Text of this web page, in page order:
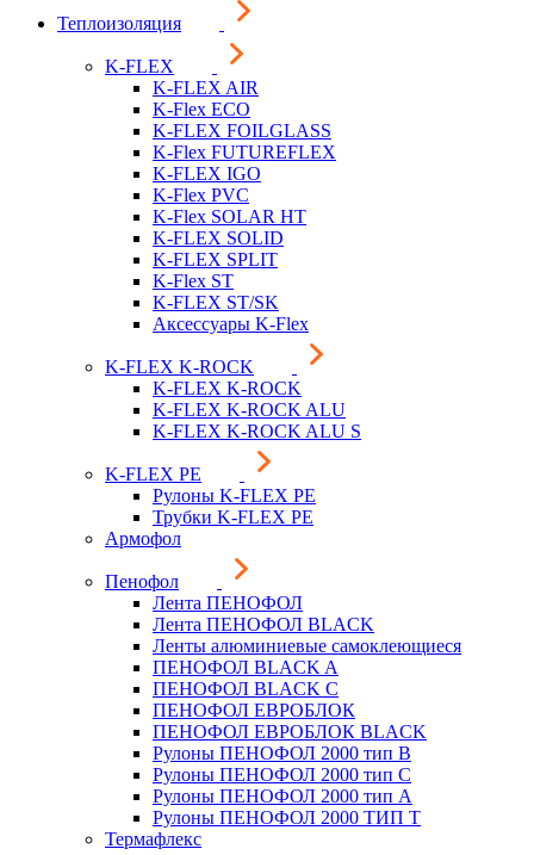
Теплоизоляция
K-FLEX
K-FLEX AIR
K-Flex ECO
K-FLEX FOILGLASS
K-Flex FUTUREFLEX
K-FLEX IGO
K-Flex PVC
K-Flex SOLAR HT
K-FLEX SOLID
K-FLEX SPLIT
K-Flex ST
K-FLEX ST/SK
Аксессуары K-Flex
K-FLEX K-ROCK
K-FLEX K-ROCK
K-FLEX K-ROCK ALU
K-FLEX K-ROCK ALU S
K-FLEX PE
Рулоны K-FLEX PE
Трубки K-FLEX PE
Армофол
Пенофол
Лента ПЕНОФОЛ
Лента ПЕНОФОЛ BLACK
Ленты алюминиевые самоклеющиеся
ПЕНОФОЛ BLACK A
ПЕНОФОЛ BLACK С
ПЕНОФОЛ ЕВРОБЛОК
ПЕНОФОЛ ЕВРОБЛОК BLACK
Рулоны ПЕНОФОЛ 2000 тип B
Рулоны ПЕНОФОЛ 2000 тип C
Рулоны ПЕНОФОЛ 2000 тип А
Рулоны ПЕНОФОЛ 2000 ТИП Т
Термафлекс